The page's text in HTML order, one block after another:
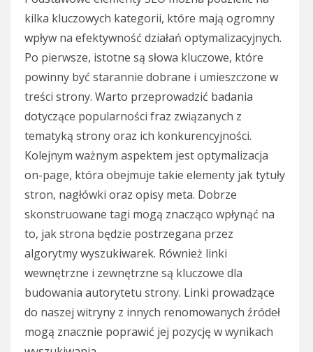
kilka kluczowych kategorii, które mają ogromny
wpływ na efektywność działań optymalizacyjnych.
Po pierwsze, istotne są słowa kluczowe, które
powinny być starannie dobrane i umieszczone w
treści strony. Warto przeprowadzić badania
dotyczące popularności fraz związanych z
tematyką strony oraz ich konkurencyjności.
Kolejnym ważnym aspektem jest optymalizacja
on-page, która obejmuje takie elementy jak tytuły
stron, nagłówki oraz opisy meta. Dobrze
skonstruowane tagi mogą znacząco wpłynąć na
to, jak strona będzie postrzegana przez
algorytmy wyszukiwarek. Również linki
wewnętrzne i zewnętrzne są kluczowe dla
budowania autorytetu strony. Linki prowadzące
do naszej witryny z innych renomowanych źródeł
mogą znacznie poprawić jej pozycję w wynikach